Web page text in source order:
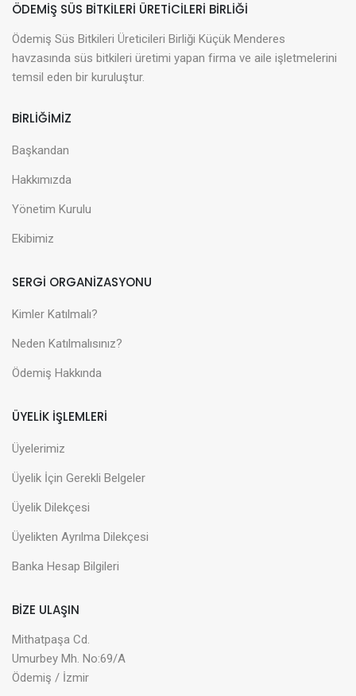
ÖDEMIŞ SÜS BITKILERI ÜRETICILERI BIRLIĞI
Ödemiş Süs Bitkileri Üreticileri Birliği Küçük Menderes
havzasında süs bitkileri üretimi yapan firma ve aile işletmelerini
temsil eden bir kuruluştur.
BİRLİĞİMİZ
Başkandan
Hakkımızda
Yönetim Kurulu
Ekibimiz
SERGİ ORGANİZASYONU
Kimler Katılmalı?
Neden Katılmalısınız?
Ödemiş Hakkında
ÜYELİK İŞLEMLERİ
Üyelerimiz
Üyelik İçin Gerekli Belgeler
Üyelik Dilekçesi
Üyelikten Ayrılma Dilekçesi
Banka Hesap Bilgileri
BİZE ULAŞIN
Mithatpaşa Cd.
Umurbey Mh. No:69/A
Ödemiş / İzmir